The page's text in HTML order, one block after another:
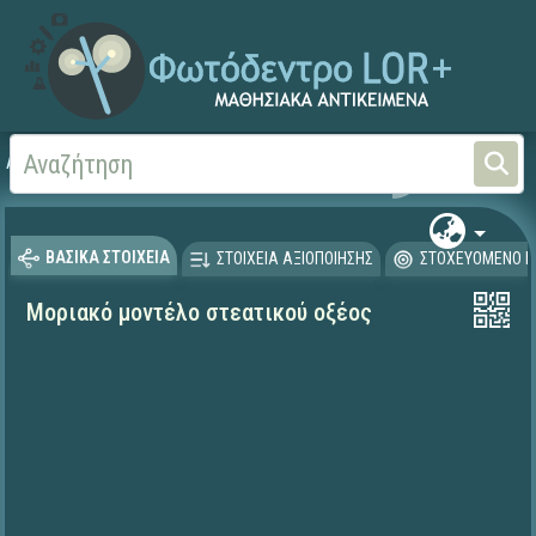
Αρχική Φυσικές Επιστήμες -
ΒΑΣΙΚΑ ΣΤΟΙΧΕΙΑ ΣΤΟΙΧΕΙΑ ΑΞΙΟΠΟΙΗΣΗΣ ΣΤΟΧΕΥΟΜΕΝΟ
Μοριακό μοντέλο στεατικού οξέος